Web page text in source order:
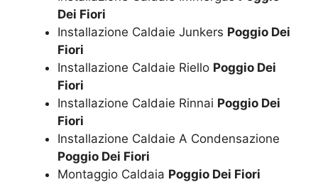
Dei Fiori
Installazione Caldaie Junkers Poggio Dei
Fiori
Installazione Caldaie Riello Poggio Dei
Fiori
Installazione Caldaie Rinnai Poggio Dei
Fiori
Installazione Caldaie A Condensazione
Poggio Dei Fiori
Montaggio Caldaia Poggio Dei Fiori